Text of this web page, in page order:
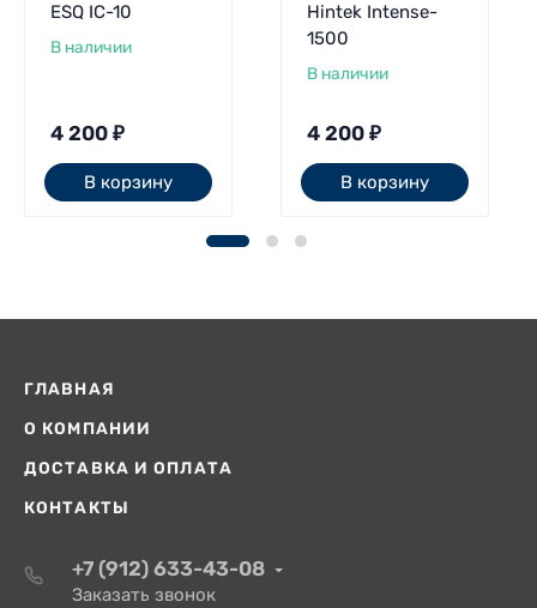
ESQ IC-10
В наличии
4 200 ₽
В корзину
Hintek Intense-
1500
В наличии
4 200 ₽
В корзину
ГЛАВНАЯ
О КОМПАНИИ
ДОСТАВКА И ОПЛАТА
КОНТАКТЫ
+7 (912) 633-43-08
Заказать звонок